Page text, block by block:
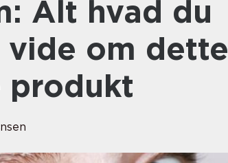
vide om dette
produkt